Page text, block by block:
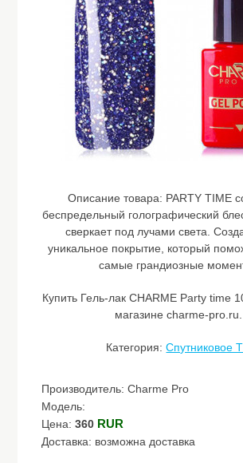
Описание товара: PARTY TIME
беспредельный голографический
сверкает под лучами света.
уникальное покрытие, который
самые грандиозные
Купить Гель-лак CHARME Party time
магазине charme-pro.ru.
Категория:Спутниковое
Производитель: Charme Pro
Модель:
Цена:360 RUR
Доставка: возможна доставка